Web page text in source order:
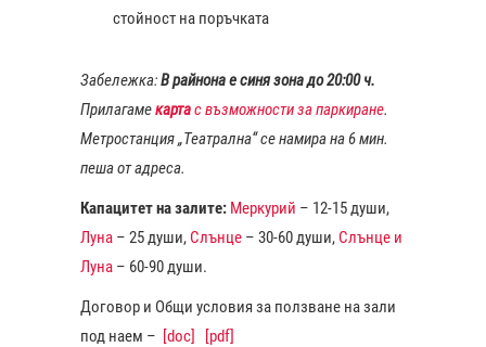
стойност на поръчката
Забележка:В райнона е синя зона до 20:00 ч.
Прилагамекартас възможности за паркиране.
Метростанция „Театрална“ се намира на 6 мин.
пеша от адреса.
Капацитет на залите: Меркурий – 12-15 души,
Луна – 25 души, Слънце – 30-60 души, Слънце и
Луна – 60-90 души.
Договор и Общи условия за ползване на зали
под наем – [doc] [pdf]
2:00
4:00
5:00